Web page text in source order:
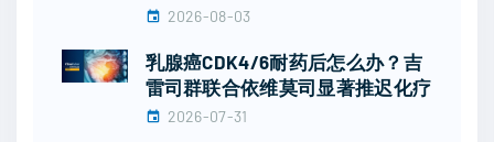
2026-08-03
乳腺癌CDK4/6耐药后怎么办？吉
雷司群联合依维莫司显著推迟化疗
2026-07-31